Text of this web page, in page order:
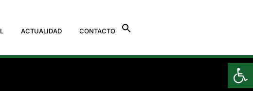
ACTUALIDAD CONTACTO